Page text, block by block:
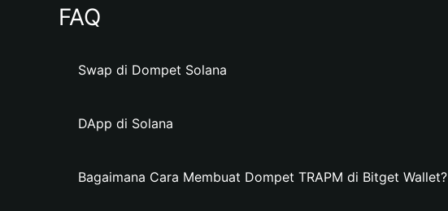
FAQ
Swap di Dompet Solana
DApp di Solana
Bagaimana Cara Membuat Dompet TRAPM di Bitget Wallet?